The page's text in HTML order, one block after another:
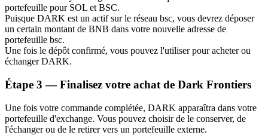
portefeuille pour SOL et BSC.
Puisque DARK est un actif sur le réseau bsc, vous devrez déposer
un certain montant de BNB dans votre nouvelle adresse de
portefeuille bsc.
Une fois le dépôt confirmé, vous pouvez l'utiliser pour acheter ou
échanger DARK.
Étape 3 —Finalisez votre achat de Dark Frontiers
Une fois votre commande complétée, DARK apparaîtra dans votre
portefeuille d'exchange. Vous pouvez choisir de le conserver, de
l'échanger ou de le retirer vers un portefeuille externe.